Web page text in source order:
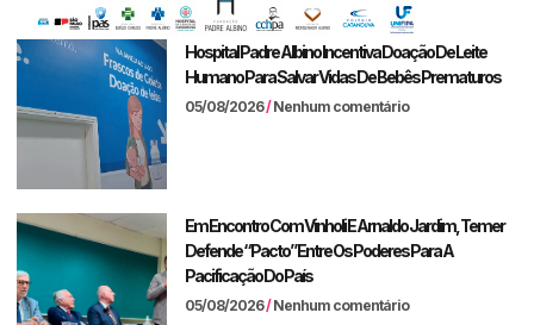
Hospital Padre Albino Incentiva Doação De Leite
Humano Para Salvar Vidas De Bebês Prematuros
05/08/2026 Nenhum comentário
Em Encontro Com Vinholi E Arnaldo Jardim, Temer
Defende “pacto” Entre Os Poderes Para A
Pacificação Do País
05/08/2026 Nenhum comentário